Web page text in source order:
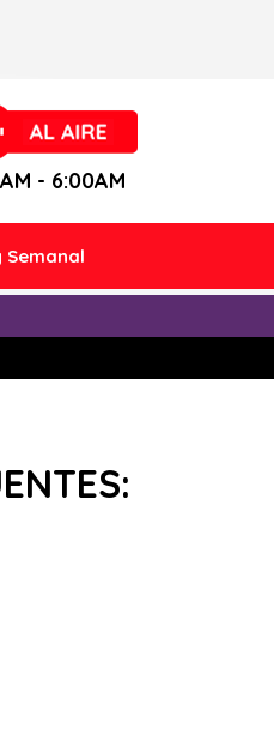
- 6:00AM
Semanal